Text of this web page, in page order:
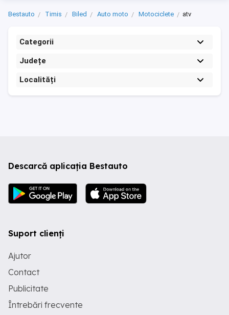
Bestauto Timis Biled Auto moto Motociclete atv
Categorii
Județe
Localități
Descarcă aplicația Bestauto
Suport clienți
Ajutor
Contact
Publicitate
Întrebări frecvente